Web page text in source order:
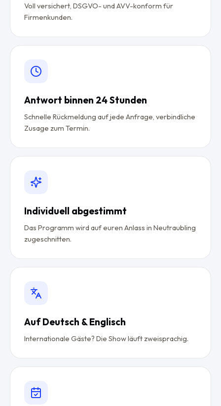
Voll versichert, DSGVO- und AVV-konform für
Firmenkunden.
Antwort binnen 24 Stunden
Schnelle Rückmeldung auf jede Anfrage, verbindliche
Zusage zum Termin.
Individuell abgestimmt
Das Programm wird auf euren Anlass in Neutraubling
zugeschnitten.
Auf Deutsch & Englisch
Internationale Gäste? Die Show läuft zweisprachig.